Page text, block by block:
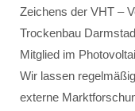
Zeichens der VHT –
Trockenbau
Mitglied im
Wir lassen
externe